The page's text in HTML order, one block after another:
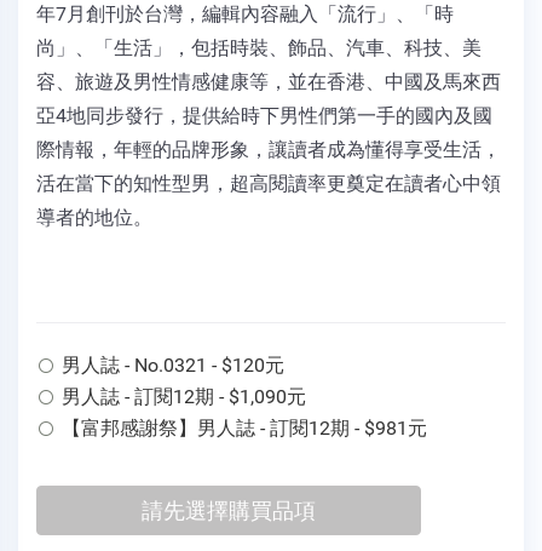
年7月創刊於台灣，編輯內容融入「流行」、「時
尚」、「生活」，包括時裝、飾品、汽車、科技、美
容、旅遊及男性情感健康等，並在香港、中國及馬來西
亞4地同步發行，提供給時下男性們第一手的國內及國
際情報，年輕的品牌形象，讓讀者成為懂得享受生活，
活在當下的知性型男，超高閱讀率更奠定在讀者心中領
導者的地位。
男人誌 - No.0321 - $120元
男人誌 - 訂閱12期 - $1,090元
【富邦感謝祭】男人誌 - 訂閱12期 - $981元